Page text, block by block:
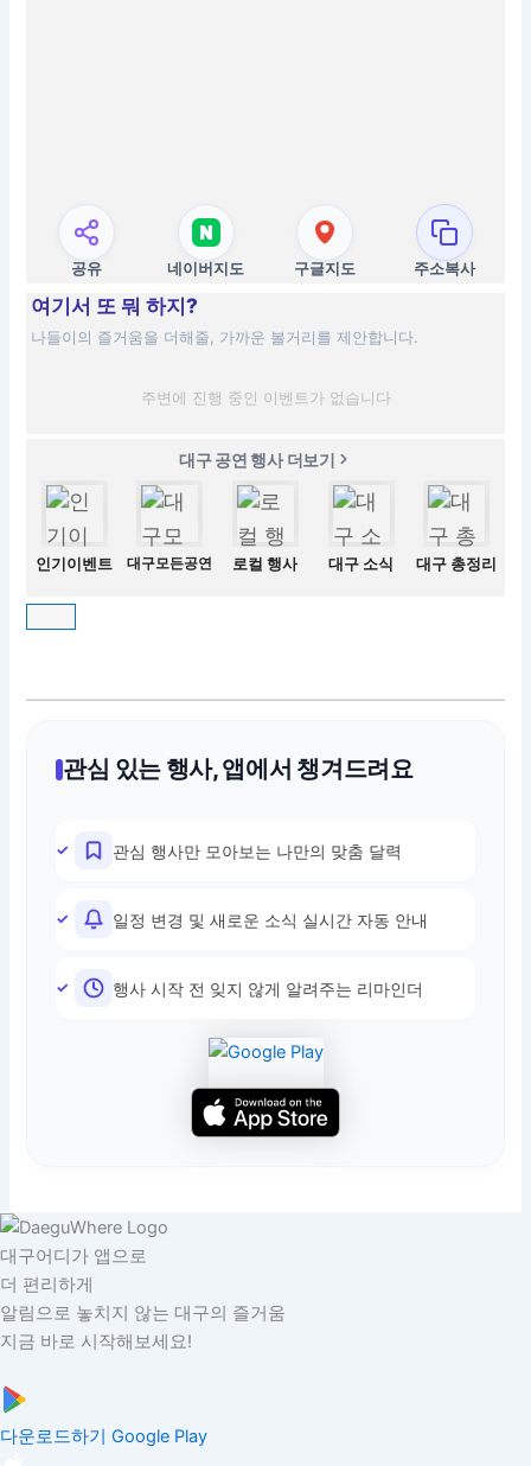
공유 네이버지도 구글지도 주소복사
여기서 또 뭐 하지?
나들이의 즐거움을 더해줄, 가까운 볼거리를 제안합니다.
주변에 진행 중인 이벤트가 없습니다
대구 공연 행사 더보기
인기이벤트 대구모든공연 로컬 행사 대구 소식 대구 총정리
관심 있는 행사, 앱에서 챙겨드려요
관심 행사만 모아보는 나만의 맞춤 달력
일정 변경 및 새로운 소식 실시간 자동 안내
행사 시작 전 잊지 않게 알려주는 리마인더
대구어디가 앱으로
더 편리하게
알림으로 놓치지 않는 대구의 즐거움
지금 바로 시작해보세요!
다운로드하기 Google Play